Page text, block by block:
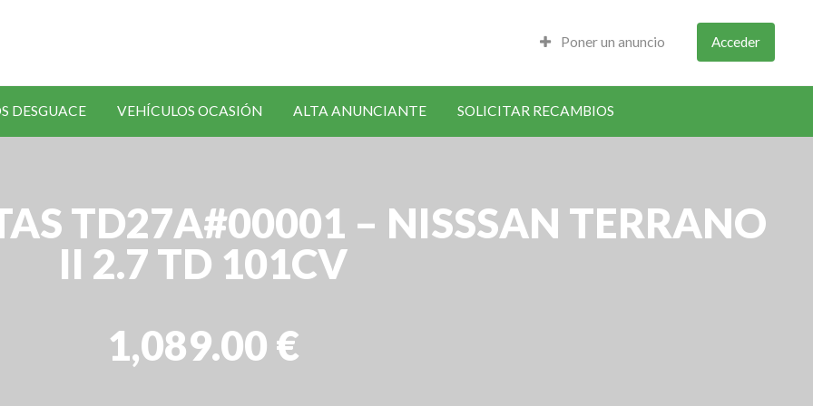
SOLICITAR
RECAMBIOS
Poner un anuncio Acceder
DESGUACE VEHÍCULOS OCASIÓN ALTA ANUNCIANTE SOLICITAR RECAMBIOS
TD27A#00001 – NISSSAN TERRANO
II 2.7 TD 101CV
1,089.00 €